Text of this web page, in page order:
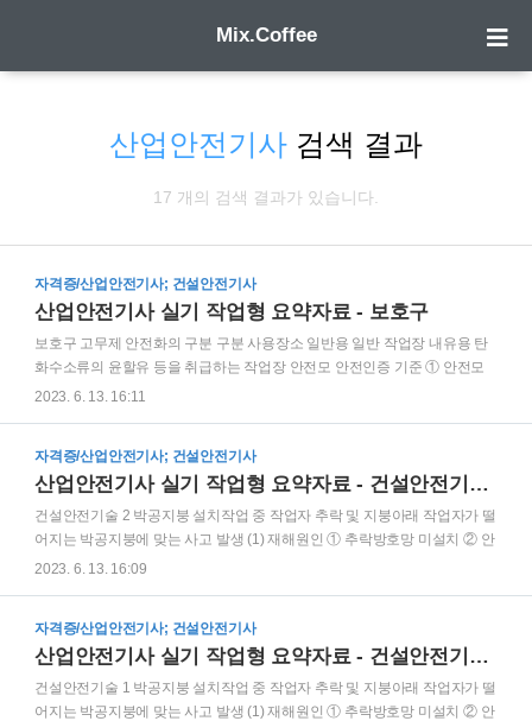
Mix.Coffee
산업안전기사 검색 결과
17 개의 검색 결과가 있습니다.
자격증/산업안전기사; 건설안전기사
산업안전기사 실기 작업형 요약자료 - 보호구
보호구 고무제 안전화의 구분 구분 사용장소 일반용 일반 작업장 내유용 탄
화수소류의 윤할유 등을 취급하는 작업장 안전모 안전인증 기준 ① 안전모
의 모체, 착장체 및 충격흡수재를 포함한 질량은 400g을 초과하지 않을 것
7,000V 이하의 전압을 견디는 것을 말한다. 안전인증 기준에 해당하는 안전
모의 종류(기호) 및 용도 ① AB: 물체의 낙하 또는 비래 및 추락에 의한 위험
을 방지 또는 경감시키기 위한 것 ② AE: 물체의 낙하 또는 비래에 의한 위험
을 방지 또는 경감하고, 머리부위 감전에 의한 위험을 방지하기 위한 것 ③
2023. 6. 13. 16:11
자격증/산업안전기사; 건설안전기사
산업안전기사 실기 작업형 요약자료 - 건설안전기술 2
건설안전기술 2 박공지붕 설치작업 중 작업자 추락 및 지붕아래 작업자가 떨
어지는 박공지붕에 맞는 사고 발생 (1) 재해원인 ① 추락방호망 미설치 ② 안
전대 미착용 ③ 안전난간 미설치 ④ 작업발판 미설치 ⑤ 작업장 아래 접근금
④ 폭 30센티미터 이상의 작업발판을 설치한다. ⑤ 작업장 아래에는 관계 근
로자 외 접근을 금지한다. 중대재해 발생 시 보고사항 ① 발생개요 및 피해상
황 ② 조치 및 전망 ③ 기타 중요한 사항 ④ 근로자 대표의 의견 작업발판 및
통로의 끝이나 개구부로서 근로자가 추락할 위험이 있는 장소에 설치하여야
2023. 6. 13. 16:09
자격증/산업안전기사; 건설안전기사
산업안전기사 실기 작업형 요약자료 - 건설안전기술1
건설안전기술 1 박공지붕 설치작업 중 작업자 추락 및 지붕아래 작업자가 떨
어지는 박공지붕에 맞는 사고 발생 (1) 재해원인 ① 추락방호망 미설치 ② 안